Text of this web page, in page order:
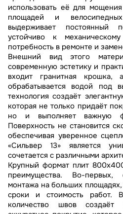
использовать её для
площадей и
выдерживает постоянный
устойчиво к
потребность в ремонте и
Внешний вид этого
современную эстетику и
входит гранитная крошка,
обрабатывается водой под
технология создаёт
которая не только придаёт
но и выполняет важную
Поверхность не становится
обеспечивая уверенное
«Сильвер 13» является
сочетается с различными
Крупный формат плит
преимущества. Во-
монтажа на больших площадях,
сроки и стоимость работ.
количество швов